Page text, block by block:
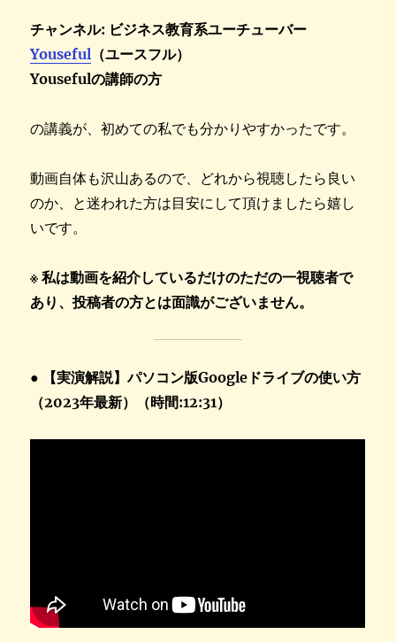
チャンネル: ビジネス教育系ユーチューバー
Youseful （ユースフル）
Yousefulの講師の方
の講義が、初めての私でも分かりやすかったです。
動画自体も沢山あるので、どれから視聴したら良い
のか、と迷われた方は目安にして頂けましたら嬉し
いです。
※ 私は動画を紹介しているだけのただの一視聴者で
あり、投稿者の方とは面識がございません。
● 【実演解説】パソコン版Googleドライブの使い方
（2023年最新）（時間:12:31）